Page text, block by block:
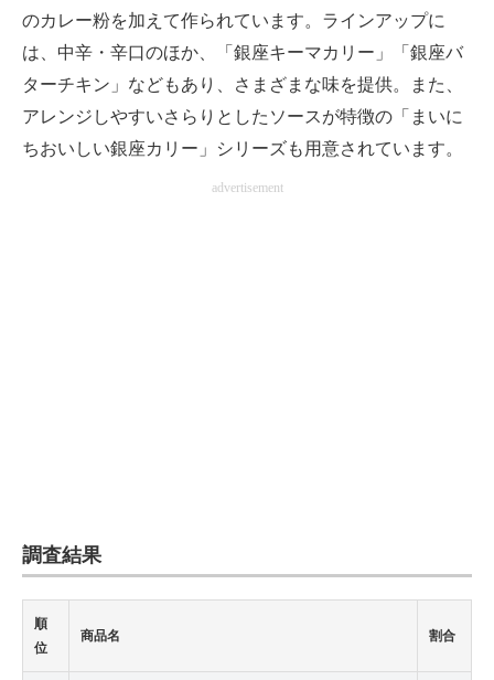
のカレー粉を加えて作られています。ラインアップに
は、中辛・辛口のほか、「銀座キーマカリー」「銀座バ
ターチキン」などもあり、さまざまな味を提供。また、
アレンジしやすいさらりとしたソースが特徴の「まいに
ちおいしい銀座カリー」シリーズも用意されています。
advertisement
調査結果
順
位
商品名 割合